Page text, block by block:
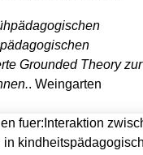
Grounded Theory zur
. Weingarten